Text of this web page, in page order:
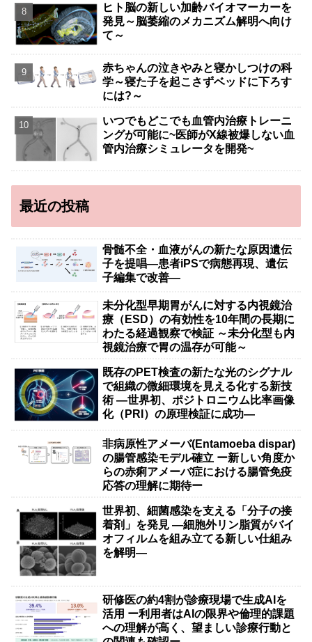
ヒト脳の新しい加齢バイオマーカーを
発見～脳萎縮のメカニズム解明へ向け
て～
赤ちゃんの泣きやみと寝かしつけの科
学～寝た子を起こさずベッドに下ろす
には?～
いつでもどこでも血管内治療トレーニ
ングが可能に~医師がX線被爆しない血
管内治療シミュレータを開発~
最近の投稿
骨髄不全・血液がんの新たな原因遺伝
子を提唱―患者iPSで病態再現、遺伝
子編集で改善―
未分化型早期胃がんに対する内視鏡治
療（ESD）の有効性を10年間の長期に
わたる経過観察で検証 ～未分化型も内
視鏡治療で胃の温存が可能～
既存のPET検査の新たな光のシグナル
で組織の微細環境を見える化する新技
術 ―世界初、ポジトロニウム比率画像
化（PRI）の原理検証に成功―
非病原性アメーバ(Entamoeba dispar)
の腸管感染モデル確立 ー新しい角度か
らの赤痢アメーバ症における腸管免疫
応答の理解に期待ー
世界初、細菌感染を支える「分子の接
着剤」を発見 ―細胞外リン脂質がバイ
オフィルムを組み立てる新しい仕組み
を解明―
研修医の約4割が診療現場で生成AIを
活用 ー利用者はAIの限界や倫理的課題
への理解が高く、望ましい診療行動と